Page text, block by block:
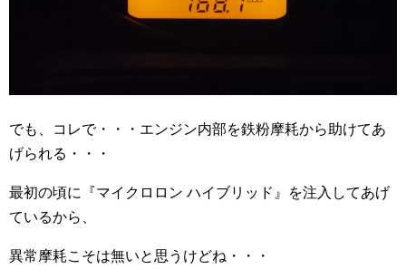
でも、コレで・・・エンジン内部を鉄粉摩耗から助けてあ
げられる・・・
最初の頃に『マイクロロン ハイブリッド』を注入してあげ
ているから、
異常摩耗こそは無いと思うけどね・・・